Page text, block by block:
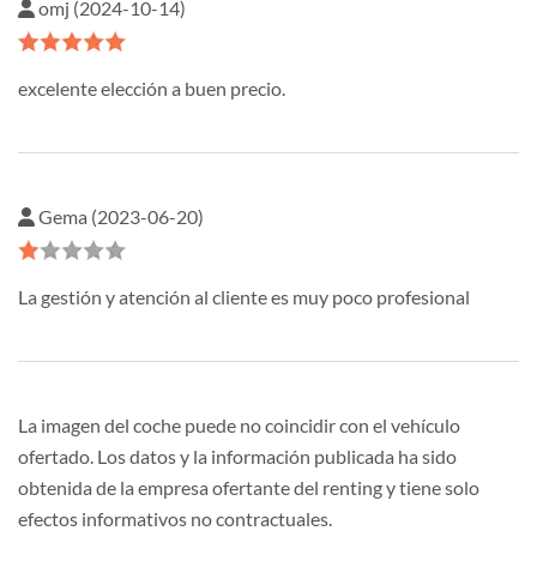
omj (2024-10-14)
excelente elección a buen precio.
Gema (2023-06-20)
La gestión y atención al cliente es muy poco profesional
La imagen del coche puede no coincidir con el vehículo
ofertado. Los datos y la información publicada ha sido
obtenida de la empresa ofertante del renting y tiene solo
efectos informativos no contractuales.